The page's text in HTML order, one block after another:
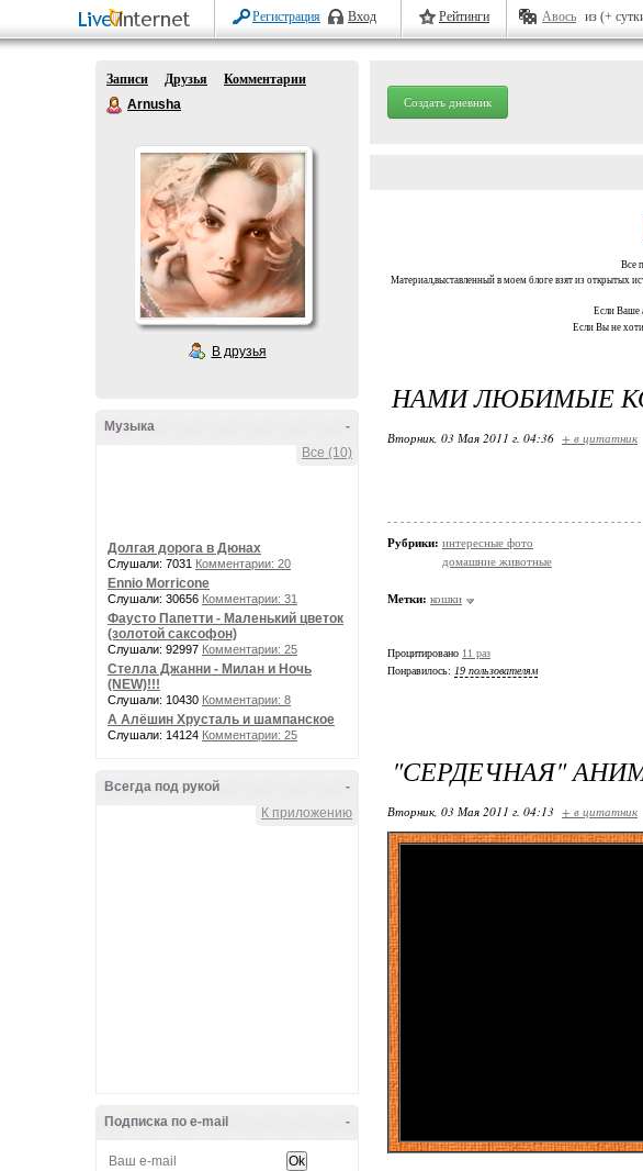
Регистрация Вход Рейтинги Авось из (+
Записи Друзья
Комментарии
Arnusha
В друзья
-
Музыка
Все (10)
Долгая дорога в Дюнах
Слушали: 7031 Комментарии: 20
Ennio Morricone
Слушали: 30656 Комментарии: 31
Фаусто Папетти - Маленький цветок
(золотой саксофон)
Слушали: 92997 Комментарии: 25
Стелла Джанни - Милан и Ночь
(NEW)!!!
Слушали: 10430 Комментарии: 8
А Алёшин Хрусталь и шампанское
Слушали: 14124 Комментарии: 25
-
Всегда под рукой
К приложению
-
Подписка по e-mail
Создать дневник
Все
Материал,выставленный в моем блоге взят из открытых
Если Ваше
Если Вы не
НАМИ ЛЮБИМЫЕ
Вторник, 03 Мая 2011 г. 04:36 + в цитатник
Рубрики: интересные фото
домашние животные
Метки: кошки
Процитировано 11 раз
Понравилось: 19 пользователям
"СЕРДЕЧНАЯ"
Вторник, 03 Мая 2011 г. 04:13 + в цитатник